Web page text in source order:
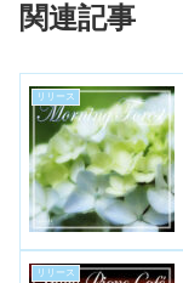
関連記事
リリース
リリース